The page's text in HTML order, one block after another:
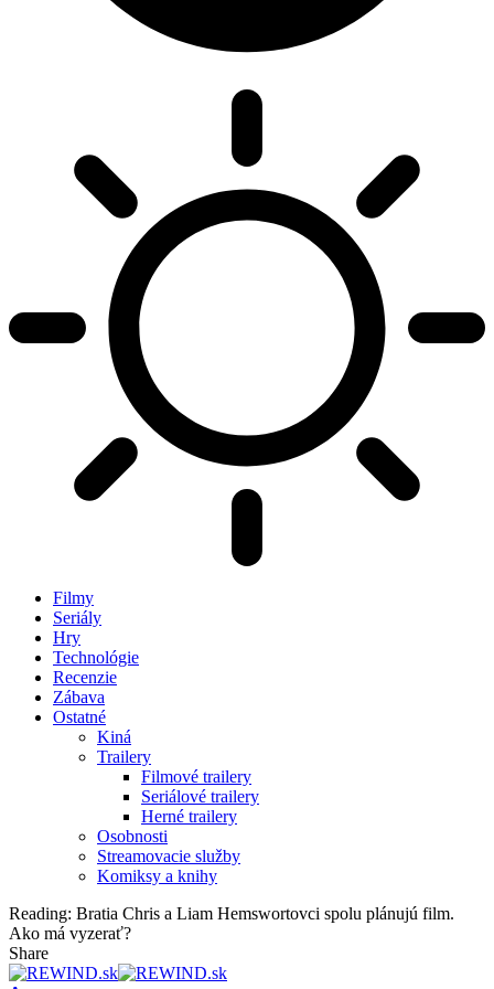
Filmy
Seriály
Hry
Technológie
Recenzie
Zábava
Ostatné
Kiná
Trailery
Filmové trailery
Seriálové trailery
Herné trailery
Osobnosti
Streamovacie služby
Komiksy a knihy
Reading: Bratia Chris a Liam Hemswortovci spolu plánujú film.
Ako má vyzerať?
Share